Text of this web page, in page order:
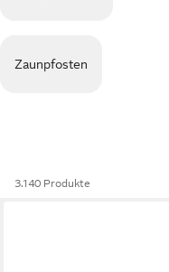
Zaunpfosten
3.140 Produkte